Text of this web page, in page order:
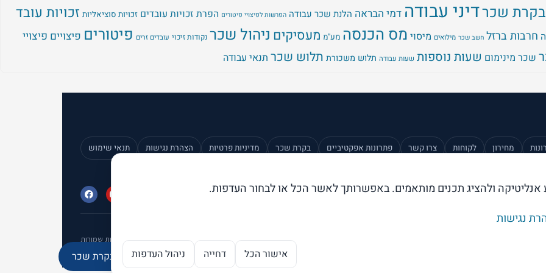
בקרת שכרדיני עבודה דמי הבראה הלנת שכר עבודה הפרשות לפיצויי פיטורים הפרת זכויות עובדים זכויות סוציאליות זכויות עובד
חרבות ברזל חשב שכר מילואים מיסוי מס הכנסה מע"מ מעסיקים ניהול שכר נקודות זיכוי עובדים זרים פיטורים פיצויים פיצויי
שכר מינימום שעות נוספות שעות עבודה תלוש משכורת תלוש שכר תנאי עבודה
מחירון לקוחות צרו קשר פתרונות אפקטיביים בקרת שכר מדיניות פרטיות הצהרת נגישות תנאי שימוש
© 2026 פתרונות אפקטיביים בע"מ · כל הזכויות שמורות
מנוע ה-AI של בקרת שכר
אנליטיקה ולהציג תכנים מותאמים. באפשרותך לאשר הכל או לבחור העדפות.
נגישות
אישור הכל דחייה ניהול העדפות